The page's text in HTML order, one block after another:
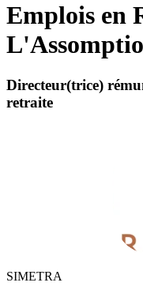
Emplois en
Directeur(trice)
retraite
SIMETRA